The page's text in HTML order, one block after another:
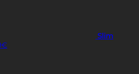
Slim
€